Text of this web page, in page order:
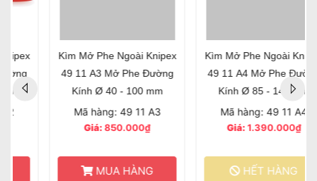
Kìm Mở Phe Ngoài Knipex
49 11 A3 Mở Phe Đường
Kính Ø 40 - 100 mm
Mã hàng: 49 11 A3
850.000₫
MUA HÀNG
Kìm Mở Phe Ngoài Knipex
49 11 A4 Mở Phe Đường
Kính Ø 85 - 140 mm
Mã hàng: 49 11 A4
1.390.000₫
HẾT HÀNG